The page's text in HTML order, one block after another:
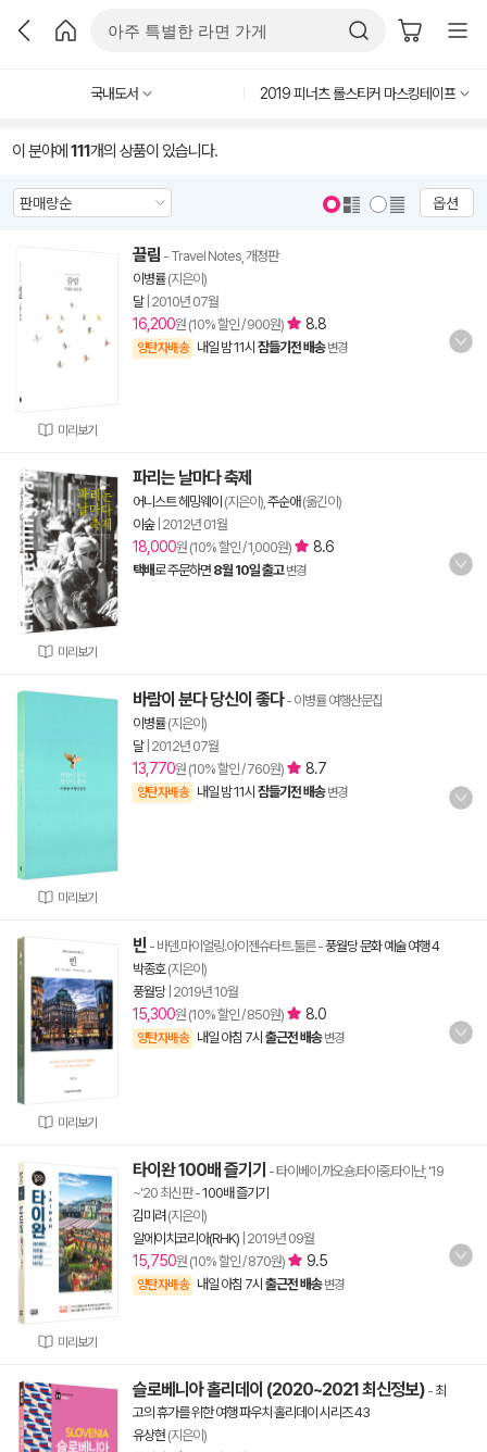
국내도서 2019 피너츠 롤스티커 마스킹테이프
이 분야에 111개의 상품이 있습니다.
옵션
미리보기
끌림 - Travel Notes, 개정판
이병률(지은이)
달| 2010년 07월
16,200원 (10% 할인 / 900원) 8.8
양탄자배송 내일 밤 11시 잠들기전 배송 변경
미리보기
파리는 날마다 축제
어니스트 헤밍웨이 (지은이), 주순애 (옮긴이)
이숲| 2012년 01월
18,000원 (10% 할인 / 1,000원) 8.6
택배로 주문하면 8월 10일 출고 변경
미리보기
바람이 분다 당신이 좋다- 이병률 여행산문집
이병률(지은이)
달| 2012년 07월
13,770원 (10% 할인 / 760원) 8.7
양탄자배송 내일 밤 11시 잠들기전 배송 변경
미리보기
빈 - 바덴.마이얼링.아이젠슈타트.툴른-풍월당 문화 예술 여행 4
박종호(지은이)
풍월당| 2019년 10월
15,300원 (10% 할인 / 850원) 8.0
양탄자배송 내일 아침 7시 출근전 배송 변경
미리보기
타이완 100배 즐기기 - 타이베이.까오숑.타이중.타이난, '19
~'20 최신판-100배 즐기기
김미려 (지은이)
알에이치코리아(RHK) 2019년 09월
15,750원 (10% 할인 / 870원) 9.5
양탄자배송 내일 아침 7시 출근전 배송 변경
슬로베니아 홀리데이 (2020~2021 최신정보) -최
고의 휴가를 위한 여행 파우치 홀리데이 시리즈 43
유상현 (지은이)